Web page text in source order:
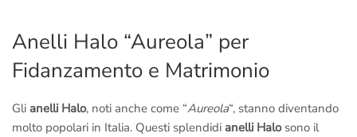
Anelli Halo “Aureola” per
Fidanzamento e Matrimonio
Gli anelli Halo, noti anche come “Aureola“, stanno diventando
molto popolari in Italia. Questi splendidi anelli Halosono il